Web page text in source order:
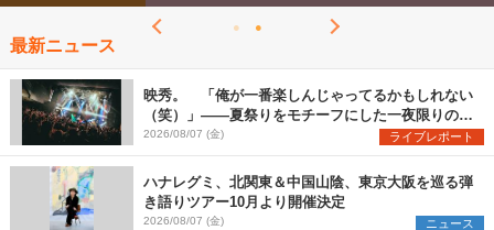
最新ニュース
映秀。 「俺が一番楽しんじゃってるかもしれない
（笑）」――夏祭りをモチーフにした一夜限りのス
ペシャルライブ『色祭』レポート
2026/08/07 (金) ライブレポート
ハナレグミ、北関東＆中国山陰、東京大阪を巡る弾
き語りツアー10月より開催決定
2026/08/07 (金) ニュース